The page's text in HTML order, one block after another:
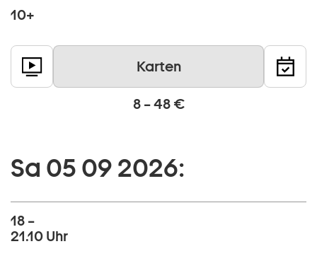
10+
Karten
8 – 48 €
Sa 05 09 2026:
18 –
21.10 Uhr